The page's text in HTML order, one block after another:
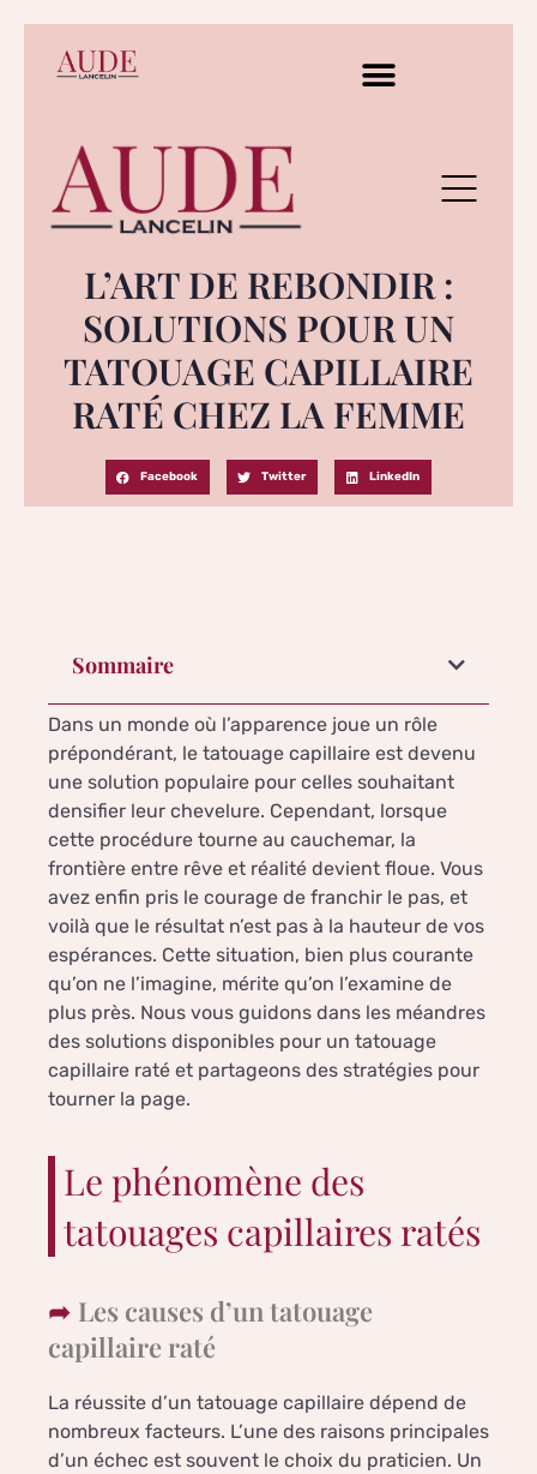
L’ART DE REBONDIR :
SOLUTIONS POUR UN
TATOUAGE CAPILLAIRE
RATÉ CHEZ LA FEMME
Facebook Twitter LinkedIn
Sommaire
Dans un monde où l’apparence joue un rôle
prépondérant, le tatouage capillaire est devenu
une solution populaire pour celles souhaitant
densifier leur chevelure. Cependant, lorsque
cette procédure tourne au cauchemar, la
frontière entre rêve et réalité devient floue. Vous
avez enfin pris le courage de franchir le pas, et
voilà que le résultat n’est pas à la hauteur de vos
espérances. Cette situation, bien plus courante
qu’on ne l’imagine, mérite qu’on l’examine de
plus près. Nous vous guidons dans les méandres
des solutions disponibles pour un tatouage
capillaire raté et partageons des stratégies pour
tourner la page.
Le phénomène des
tatouages capillaires ratés
Les causes d’un tatouage
capillaire raté
La réussite d’un tatouage capillaire dépend de
nombreux facteurs. L’une des raisons principales
d’un échec est souvent le choix du praticien. Un